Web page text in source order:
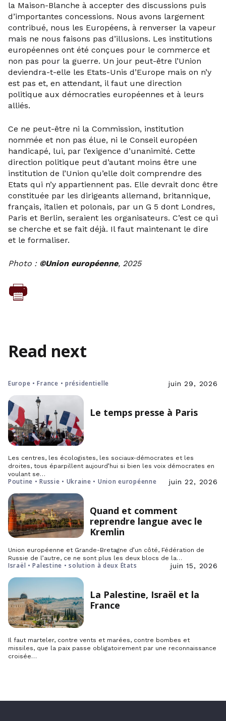
la Maison-Blanche à accepter des discussions puis
d’importantes concessions. Nous avons largement
contribué, nous les Européens, à renverser la vapeur
mais ne nous faisons pas d’illusions. Les institutions
européennes ont été conçues pour le commerce et
non pas pour la guerre. Un jour peut-être l’Union
deviendra-t-elle les Etats-Unis d’Europe mais on n’y
est pas et, en attendant, il faut une direction
politique aux démocraties européennes et à leurs
alliés.
Ce ne peut-être ni la Commission, institution
nommée et non pas élue, ni le Conseil européen
handicapé, lui, par l’exigence d’unanimité. Cette
direction politique peut d’autant moins être une
institution de l’Union qu’elle doit comprendre des
Etats qui n’y appartiennent pas. Elle devrait donc être
constituée par les dirigeants allemand, britannique,
français, italien et polonais, par un G 5 dont Londres,
Paris et Berlin, seraient les organisateurs. C’est ce qui
se cherche et se fait déjà. Il faut maintenant le dire
et le formaliser.
Photo : ©Union européenne, 2025
Read next
Europe • France • présidentielle juin 29, 2026
Le temps presse à Paris
Les centres, les écologistes, les sociaux-démocrates et les
droites, tous éparpillent aujourd’hui si bien les voix démocrates en
voulant se…
Poutine • Russie • Ukraine • Union européenne juin 22, 2026
Quand et comment
reprendre langue avec le
Kremlin
Union européenne et Grande-Bretagne d’un côté, Fédération de
Russie de l’autre, ce ne sont plus les deux blocs de la…
Israël • Palestine • solution à deux États juin 15, 2026
La Palestine, Israël et la
France
Il faut marteler, contre vents et marées, contre bombes et
missiles, que la paix passe obligatoirement par une reconnaissance
croisée…